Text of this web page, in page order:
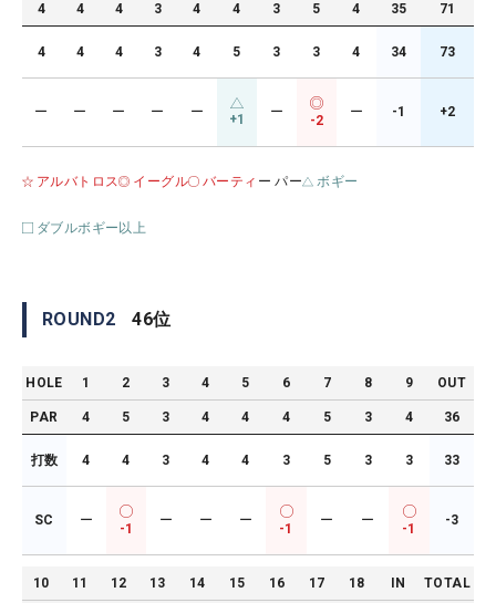
4 4 4 3 4 4 3 5 4 35 71
4 4 4 3 4 5 3 3 4 34 73
ー ー ー ー ー +1 ー
-2
ー -1 +2
アルバトロス イーグル バーティ ー パー ボギー
ダブルボギー以上
ROUND2 46位
HOLE 1 2 3 4 5 6 7 8 9 OUT
PAR 4 5 3 4 4 4 5 3 4 36
打数 4 4 3 4 4 3 5 3 3 33
SC ー
-1
ー ー ー
-1
ー ー
-1
-3
10 11 12 13 14 15 16 17 18 IN TOTAL